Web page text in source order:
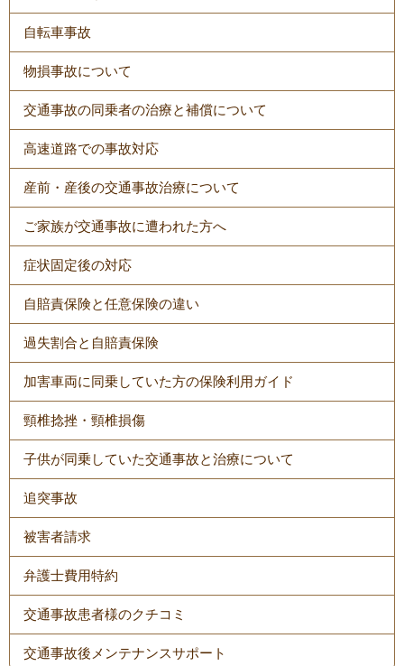
自転車事故
物損事故について
交通事故の同乗者の治療と補償について
高速道路での事故対応
産前・産後の交通事故治療について
ご家族が交通事故に遭われた方へ
症状固定後の対応
自賠責保険と任意保険の違い
過失割合と自賠責保険
加害車両に同乗していた方の保険利用ガイド
頸椎捻挫・頸椎損傷
子供が同乗していた交通事故と治療について
追突事故
被害者請求
弁護士費用特約
交通事故患者様のクチコミ
交通事故後メンテナンスサポート